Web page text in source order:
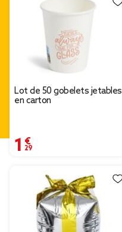
Lot de 50 gobelets jetables
en carton
1,29 €